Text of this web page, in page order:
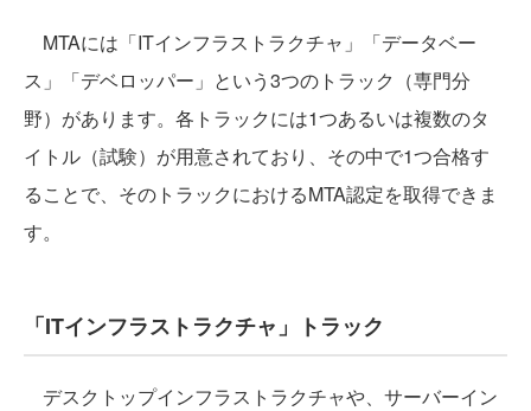
MTAには「ITインフラストラクチャ」「データベー
ス」「デベロッパー」という3つのトラック（専門分
野）があります。各トラックには1つあるいは複数のタ
イトル（試験）が用意されており、その中で1つ合格す
ることで、そのトラックにおけるMTA認定を取得できま
す。
「ITインフラストラクチャ」トラック
デスクトップインフラストラクチャや、サーバーイン